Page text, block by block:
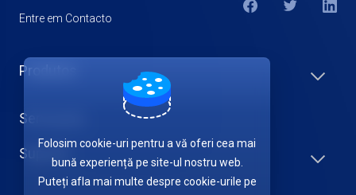
Entre em Contacto
Produtos
Serviço(s)
Suporte
Folosim cookie-uri pentru a vă oferi cea mai
bună experiență pe site-ul nostru web.
Puteți afla mai multe despre cookie-urile pe